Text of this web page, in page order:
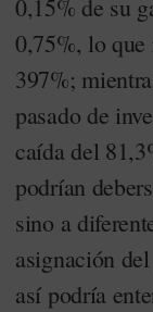
0,15% de su
0,75%, lo que
397%;
pasado de
caída del
podrían
sino a
asignación
así podría